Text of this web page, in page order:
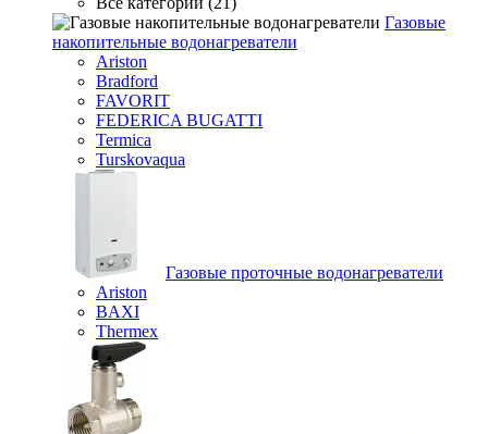
Газовые
накопительные водонагреватели
Ariston
Bradford
FAVORIT
FEDERICA BUGATTI
Termica
Turskovaqua
Газовые проточные водонагреватели
Ariston
BAXI
Thermex